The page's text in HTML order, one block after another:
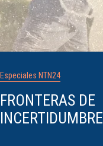
Especiales NTN24
FRONTERAS DE
INCERTIDUMBRE